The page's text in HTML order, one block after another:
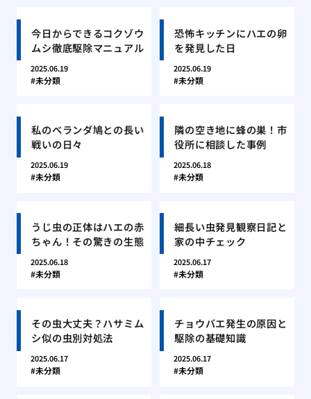
今日からできるコクゾウ
ムシ徹底駆除マニュアル
2025.06.19
未分類
恐怖キッチンにハエの卵
を発見した日
2025.06.19
未分類
私のベランダ鳩との長い
戦いの日々
2025.06.19
未分類
隣の空き地に蜂の巣！市
役所に相談した事例
2025.06.18
未分類
うじ虫の正体はハエの赤
ちゃん！その驚きの生態
2025.06.18
未分類
細長い虫発見観察日記と
家の中チェック
2025.06.17
未分類
その虫大丈夫？ハサミム
シ似の虫別対処法
2025.06.17
未分類
チョウバエ発生の原因と
駆除の基礎知識
2025.06.17
未分類